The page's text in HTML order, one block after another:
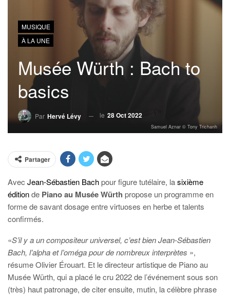
MUSIQUE
À LA UNE
Musée Würth : Bach to
basics
Par Hervé Lévy le 28 Oct 2022
Samuel Aznar © Tony Trichanh
Partager
Avec Jean-Sébastien Bachpour figure tutélaire, lasixième
éditionde Piano au Musée Würth propose un programme en
forme de savant dosage entre virtuoses en herbe et talents
confirmés.
«S’il y a un compositeur universel, c’est bien Jean-Sébastien
Bach, l’alpha et l’oméga pour de nombreux interprètes »,
résume Olivier Érouart. Et le directeur artistique de Piano au
Musée Würth, qui a placé le cru 2022 de l’événement sous son
(très) haut patronage, de citer ensuite, mutin, la célèbre phrase